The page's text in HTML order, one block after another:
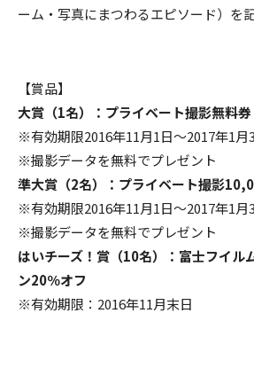
ーム・写真にまつわるエピソード）を
【賞品】
大賞（1名）：プライベート撮影無料券
※有効期限2016年11月1日～2017年1月
※撮影データを無料でプレゼント
準大賞（2名）：プライベート撮影
※有効期限2016年11月1日～2017年1月
※撮影データを無料でプレゼント
はいチーズ！賞（10名）：富士フイル
ン20％オフ
※有効期限：2016年11月末日